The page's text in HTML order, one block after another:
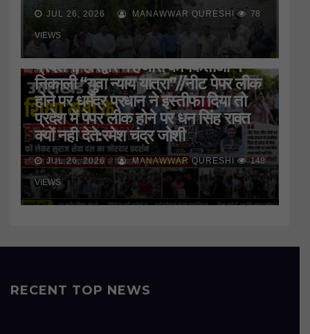
JUL 26, 2026 MANAWWAR QURESHI 78
VIEWS
HARIDWAR STATE UTTAR PRADESH
उत्तराखंड के शिक्षा मंत्री के इस्तीफे की मांग
को लेकर सुराज सेवा दल ने जमकर किया
प्रदर्शन, हरिद्वार मे हजारों कार्यकर्ताओं ने
निकाली “युवा न्याय यात्रा”//नीट पेपर लीक
होने पर धर्मेंद्र प्रधान ने इस्तीफा दिया तो
प्रदेश में पेपर लीक होने पर धन सिंह रावत
क्यों नही देते:रमेश चंद्र जोशी
JUL 26, 2026 MANAWWAR QURESHI 148
VIEWS
RECENT TOP NEWS